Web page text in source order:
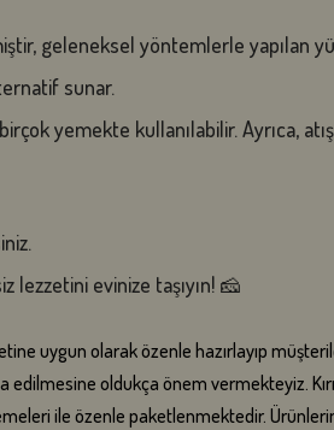
geleneksel yöntemlerle yapılan
sunar.
yemekte kullanılabilir. Ayrıca,
lezzetini evinize taşıyın! 🧀
uygun olarak özenle hazırlayıp
oldukça önem vermekteyiz.
ile özenle paketlenmektedir.